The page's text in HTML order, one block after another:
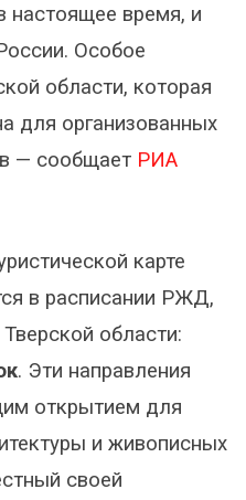
настоящее время, и
Особое
области, которая
для организованных
— сообщает РИА
карте
в расписании РЖД,
области:
. Эти направления
открытием для
и живописных
своей